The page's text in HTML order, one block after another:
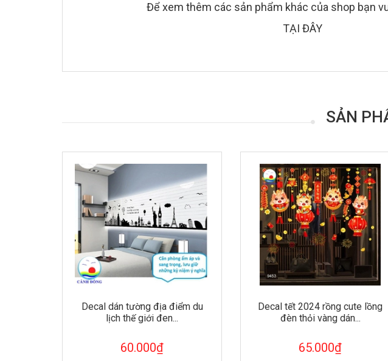
Để xem thêm các sản phẩm khác của shop bạn
TẠI ĐÂY
SẢN
Decal tết 2024 rồng cute lồng
đèn thỏi vàng dán...
65.000₫
Decal dán tường cây đào hồng
dễ thương sang trọng
60.000₫